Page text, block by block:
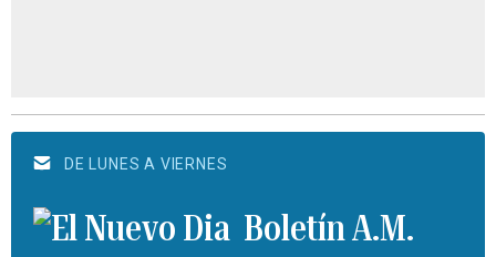
DE LUNES A VIERNES
Boletín A.M.